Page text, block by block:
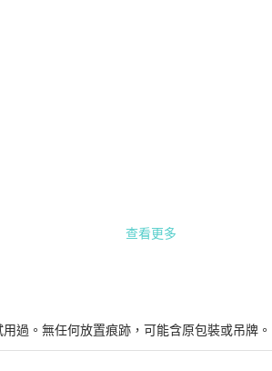
差
包括品牌盒和真品卡
查看更多
過。無任何放置痕跡，可能含原包裝或吊牌。